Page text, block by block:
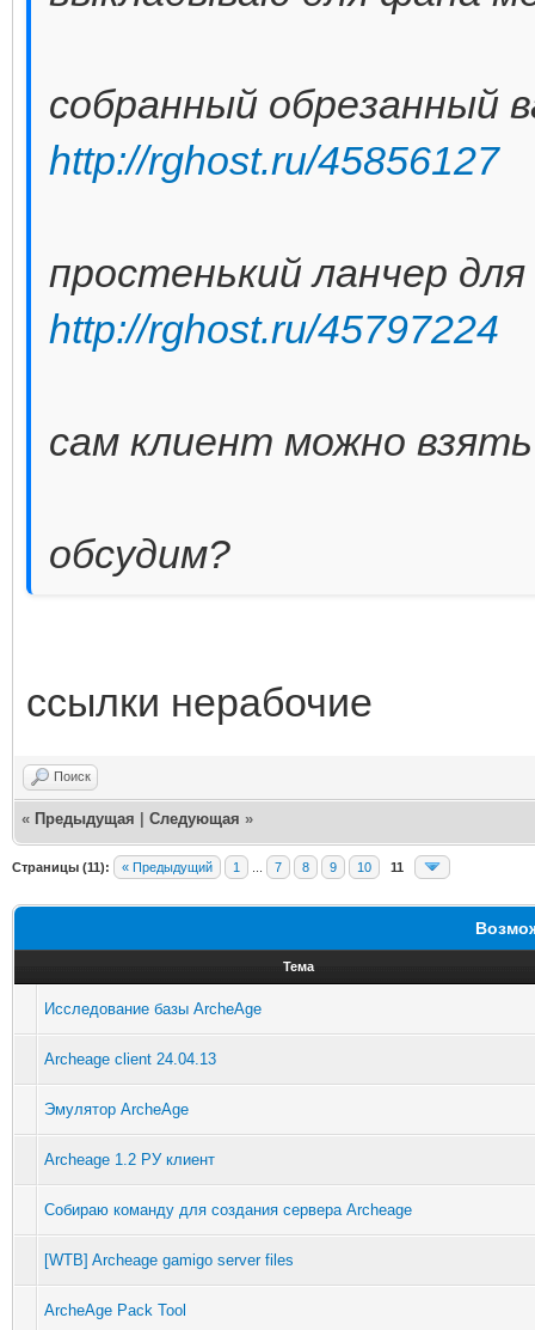
собранный обрезанный
http://rghost.ru/45856127
простенький ланчер
http://rghost.ru/45797224
сам клиент можно
обсудим?
ссылки нерабочие
Поиск
« Предыдущая Следующая »
Страницы (11): « Предыдущий 1 7 8 9 10 11
Тема
Исследование базы ArcheAge
Archeage client 24.04.13
Эмулятор ArcheAge
Archeage 1.2 РУ клиент
Собираю команду для создания сервера Archeage
[WTB] Archeage gamigo server files
ArcheAge Pack Tool